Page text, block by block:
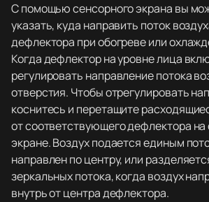
С помощью сенсорного экрана вы
указать, куда направить поток
дефлектора при обогреве или
Когда дефлектор на уровне лица
регулировать направление потока
отверстия. Чтобы отрегулировать
коснитесь и перетащите
от соответствующего дефлектора
экране. Воздух подается единым
направлен по центру, или
зеркальных потока, когда воздух
внутрь от центра дефлектора.